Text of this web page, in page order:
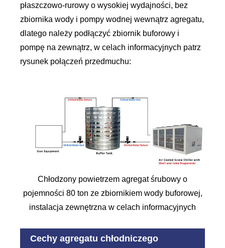
płaszczowo-rurowy o wysokiej wydajności, bez
zbiornika wody i pompy wodnej wewnątrz agregatu,
dlatego należy podłączyć zbiornik buforowy i
pompę na zewnątrz, w celach informacyjnych patrz
rysunek połączeń przedmuchu:
Chłodzony powietrzem agregat śrubowy o
pojemności 80 ton ze zbiornikiem wody buforowej,
instalacja zewnętrzna w celach informacyjnych
Cechy agregatu chłodniczego